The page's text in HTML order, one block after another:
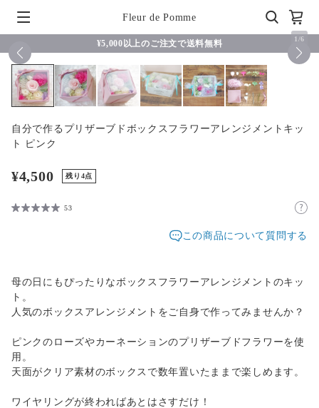
Fleur de Pomme
¥5,000以上のご注文で送料無料 1 /6
自分で作るプリザーブドボックスフラワーアレンジメントキッ
ト ピンク
¥4,500 残り4点
53
この商品について質問する
母の日にもぴったりなボックスフラワーアレンジメントのキッ
ト。
人気のボックスアレンジメントをご自身で作ってみませんか？
ピンクのローズやカーネーションのプリザーブドフラワーを使
用。
天面がクリア素材のボックスで数年置いたままで楽しめます。
ワイヤリングが終わればあとはさすだけ！